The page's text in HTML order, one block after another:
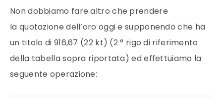
Non dobbiamo fare altro che prendere
la quotazione dell’oro oggi e supponendo che ha
un titolo di 916,67 (22 kt) (2 ° rigo di riferimento
della tabella sopra riportata) ed effettuiamo la
seguente operazione: